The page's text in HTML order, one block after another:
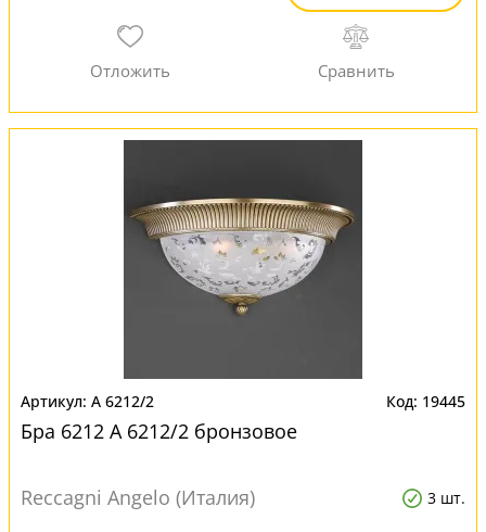
A 6212/2 19445
Бра 6212 A 6212/2 бронзовое
Reccagni Angelo (Италия) 3 шт.